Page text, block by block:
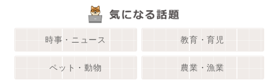
時事・ニュース 教育・育児
ペット・動物 農業・漁業